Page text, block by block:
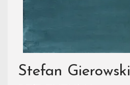
Stefan Gierowski